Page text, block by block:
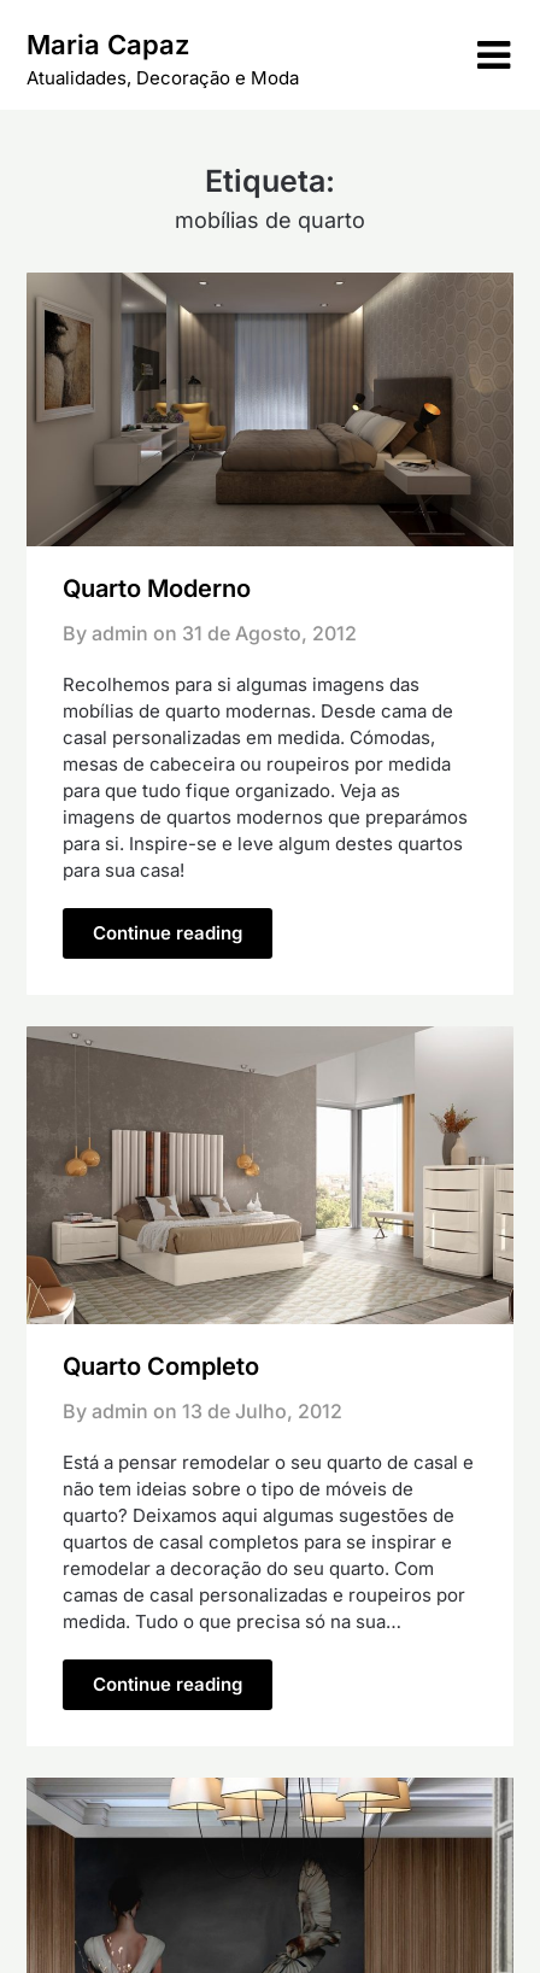
content
Maria Capaz
Atualidades, Decoração e Moda
Etiqueta:
mobílias de quarto
Quarto Moderno
By admin on 31 de Agosto, 2012
Recolhemos para si algumas imagens das
mobílias de quarto modernas. Desde cama de
casal personalizadas em medida. Cómodas,
mesas de cabeceira ou roupeiros por medida
para que tudo fique organizado. Veja as
imagens de quartos modernos que preparámos
para si. Inspire-se e leve algum destes quartos
para sua casa!
Continue reading
Quarto Completo
By admin on 13 de Julho, 2012
Está a pensar remodelar o seu quarto de casal e
não tem ideias sobre o tipo de móveis de
quarto? Deixamos aqui algumas sugestões de
quartos de casal completos para se inspirar e
remodelar a decoração do seu quarto. Com
camas de casal personalizadas e roupeiros por
medida. Tudo o que precisa só na sua…
Continue reading